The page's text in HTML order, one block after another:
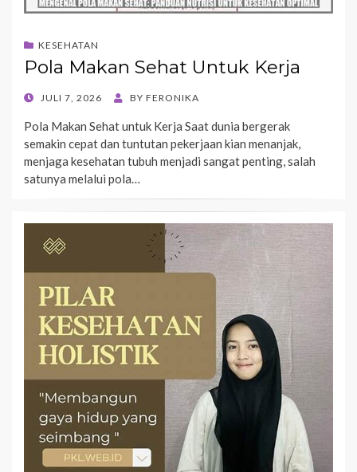
KESEHATAN
Pola Makan Sehat Untuk Kerja
POSTEDJULI 7, 2026 BY FERONIKA
Pola Makan Sehat untuk Kerja Saat dunia bergerak
semakin cepat dan tuntutan pekerjaan kian menanjak,
menjaga kesehatan tubuh menjadi sangat penting, salah
satunya melalui pola…